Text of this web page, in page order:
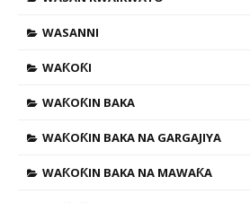
WASANNI
WAƘOƘI
WAƘOƘIN BAKA
WAƘOƘIN BAKA NA GARGAJIYA
WAƘOƘIN BAKA NA MAWAƘA